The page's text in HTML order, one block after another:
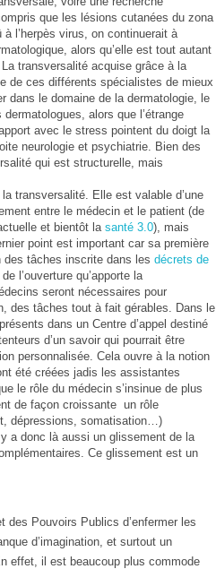
que les lésions cutanées du zona
à l’herpès virus, on continuerait à
alors qu’elle est tout autant
transversalité acquise grâce à la
de ces différents spécialistes de mieux
dans le domaine de la dermatologie, le
alors que l’étrange
avec le stress pointent du doigt la
neurologie et psychiatrie. Bien des
qui est structurelle, mais
transversalité. Elle est valable d’une
entre le médecin et le patient (de
et bientôt la santé 3.0), mais
point est important car sa première
des tâches inscrite dans les décrets de
l’ouverture qu’apporte la
seront nécessaires pour
des tâches tout à fait gérables. Dans le
dans un Centre d’appel destiné
d’un savoir qui pourrait être
personnalisée. Cela ouvre à la notion
été créées jadis les assistantes
le rôle du médecin s’insinue de plus
de façon croissante un rôle
dépressions, somatisation…)
a donc là aussi un glissement de la
Ce glissement est un
des Pouvoirs Publics d’enfermer les
d’imagination, et surtout un
effet, il est beaucoup plus commode